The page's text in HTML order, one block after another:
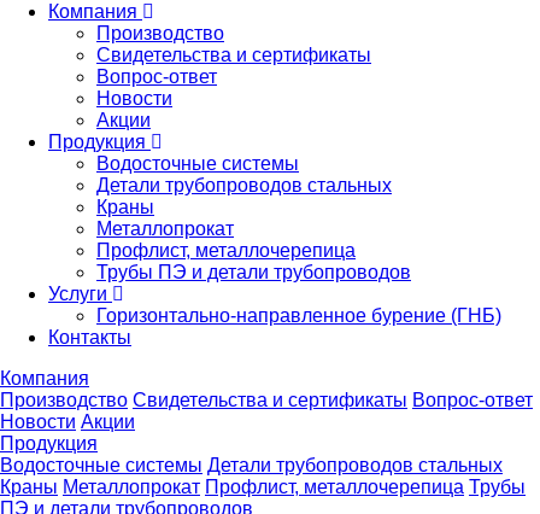
Компания
Производство
Свидетельства и сертификаты
Вопрос-ответ
Новости
Акции
Продукция
Водосточные системы
Детали трубопроводов стальных
Краны
Металлопрокат
Профлист, металлочерепица
Трубы ПЭ и детали трубопроводов
Услуги
Горизонтально-направленное бурение (ГНБ)
Контакты
Компания
Производство Свидетельства и сертификаты Вопрос-ответ
Новости Акции
Продукция
Водосточные системы Детали трубопроводов стальных
Краны Металлопрокат Профлист, металлочерепица Трубы
ПЭ и детали трубопроводов